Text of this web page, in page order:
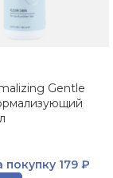
Gentle
покупку 179 ₽